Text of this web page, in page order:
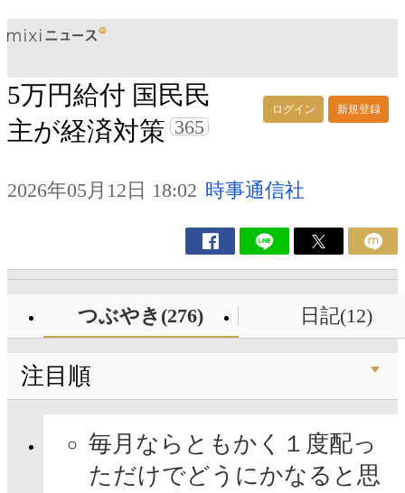
ログイン 新規登録
5万円給付 国民民
主が経済対策 365
2026年05月12日 18:02 時事通信社
つぶやき(276) 日記(12)
注目順
毎月ならともかく１度配っ
ただけでどうにかなると思